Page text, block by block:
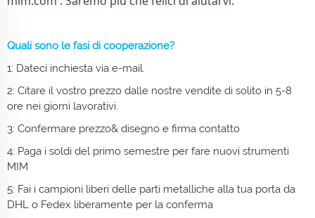
Quali sono le fasi di cooperazione?
1: Dateci inchiesta via e-mail.
2: Citare il vostro prezzo dalle nostre vendite di solito in 5-8
ore nei giorni lavorativi.
3: Confermare prezzo& disegno e firma contatto
4: Paga i soldi del primo semestre per fare nuovi strumenti
MIM
5: Fai i campioni liberi delle parti metalliche alla tua porta da
DHL o Fedex liberamente per la conferma